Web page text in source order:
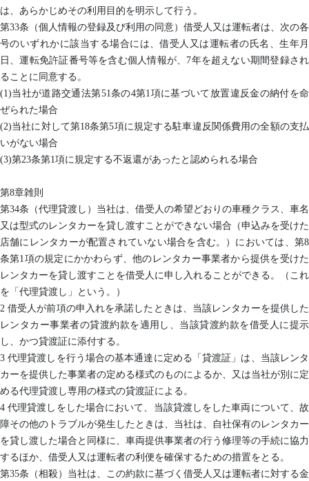
は、あらかじめその利用目的を明示して行う。
第33条（個人情報の登録及び利用の同意）借受人又は運転者は、次の各
号のいずれかに該当する場合には、借受人又は運転者の氏名、生年月
日、運転免許証番号等を含む個人情報が、7年を超えない期間登録され
ることに同意する。
(1)当社が道路交通法第51条の4第1項に基づいて放置違反金の納付を命
ぜられた場合
(2)当社に対して第18条第5項に規定する駐車違反関係費用の全額の支払
いがない場合
(3)第23条第1項に規定する不返還があったと認められる場合
第8章雑則
第34条（代理貸渡し）当社は、借受人の希望どおりの車種クラス、車名
又は型式のレンタカーを貸し渡すことができない場合（申込みを受けた
店舗にレンタカーが配置されていない場合を含む。）においては、第8
条第1項の規定にかかわらず、他のレンタカー事業者から提供を受けた
レンタカーを貸し渡すことを借受人に申し入れることができる。（これ
を「代理貸渡し」という。）
2 借受人が前項の申入れを承諾したときは、当該レンタカーを提供した
レンタカー事業者の貸渡約款を適用し、当該貸渡約款を借受人に提示
し、かつ貸渡証に添付する。
3 代理貸渡しを行う場合の基本通達に定める「貸渡証」は、当該レンタ
カーを提供した事業者の定める様式のものによるか、又は当社が別に定
める代理貸渡し専用の様式の貸渡証による。
4 代理貸渡しをした場合において、当該貸渡しをした車両について、故
障その他のトラブルが発生したときは、当社は、自社保有のレンタカー
を貸し渡した場合と同様に、車両提供事業者の行う修理等の手続に協力
するほか、借受人又は運転者の利便を確保するための措置をとる。
第35条（相殺）当社は、この約款に基づく借受人又は運転者に対する金